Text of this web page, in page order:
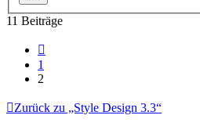
11 Beiträge
1
2
Zurück zu „Style Design 3.3“